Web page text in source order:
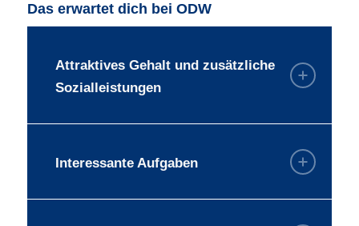
Das erwartet dich bei ODW
Attraktives Gehalt und zusätzliche
Sozialleistungen
Interessante Aufgaben